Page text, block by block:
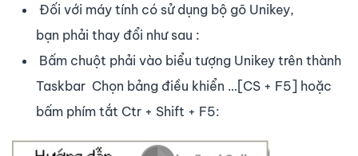
Đối với máy tính có sử dụng bộ gõ Unikey,
bạn phải thay đổi như sau :
Bấm chuột phải vào biểu tượng Unikey trên thành
Taskbar Chọn bảng điều khiển …[CS + F5] hoặc
bấm phím tắt Ctr + Shift + F5: